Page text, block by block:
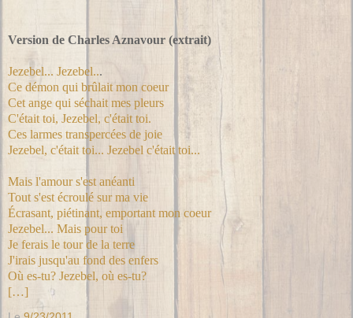
Version de Charles Aznavour (extrait)
Jezebel... Jezebel...
Ce démon qui brûlait mon coeur
Cet ange qui séchait mes pleurs
C'était toi, Jezebel, c'était toi.
Ces larmes transpercées de joie
Jezebel, c'était toi... Jezebel c'était toi...
Mais l'amour s'est anéanti
Tout s'est écroulé sur ma vie
Écrasant, piétinant, emportant mon coeur
Jezebel... Mais pour toi
Je ferais le tour de la terre
J'irais jusqu'au fond des enfers
Où es-tu? Jezebel, où es-tu?
[…]